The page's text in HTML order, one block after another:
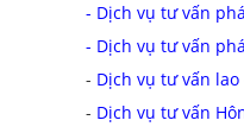
- Dịch vụ tư vấn
- Dịch vụ tư vấn
- Dịch vụ tư vấn
- Dịch vụ tư vấn